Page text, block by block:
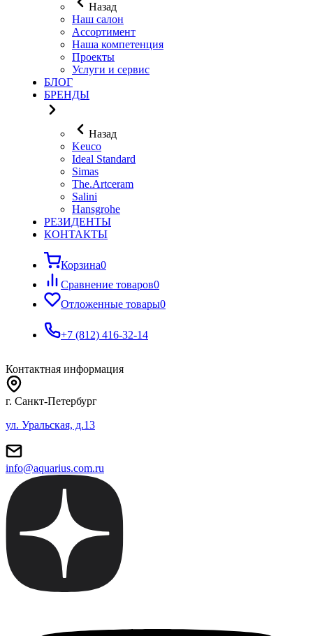
Назад
Наш салон
Ассортимент
Наша компетенция
Проекты
Услуги и сервис
БЛОГ
БРЕНДЫ
Назад
Keuco
Ideal Standard
Simas
The.Artceram
Salini
Hansgrohe
РЕЗИДЕНТЫ
КОНТАКТЫ
Корзина0
Сравнение товаров0
Отложенные товары0
+7 (812) 416-32-14
Контактная информация
г. Санкт-Петербург
ул. Уральская, д.13
info@aquarius.com.ru